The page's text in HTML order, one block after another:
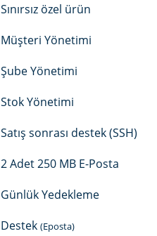
Sınırsız özel ürün
Müşteri Yönetimi
Şube Yönetimi
Stok Yönetimi
Satış sonrası destek (SSH)
2 Adet 250 MB E-Posta
Günlük Yedekleme
Destek (Eposta)